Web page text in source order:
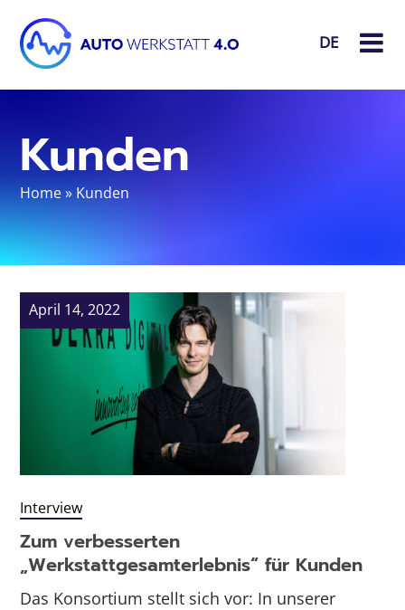
DE
Kunden
Home» Kunden
April 14, 2022
Interview
Zum verbesserten
„Werkstattgesamterlebnis“ für Kunden
Das Konsortium stellt sich vor: In unserer